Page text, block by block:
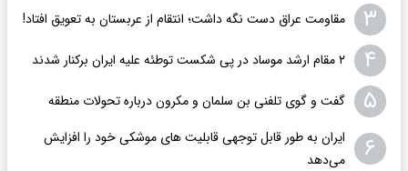
۳ مقاومت عراق دست نگه داشت؛ انتقام از عربستان به تعویق افتاد!
۴ ۲ مقام‌ ارشد موساد در پی شکست توطئه علیه ایران برکنار شدند
۵ گفت و گوی تلفنی بن سلمان و مکرون درباره تحولات منطقه
۶
ایران به طور قابل توجهی قابلیت های موشکی خود را افزایش
می‌دهد